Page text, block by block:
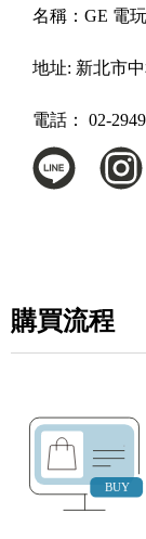
名稱： GE 電玩
地址: 新北市
電話： 02-
購買流程